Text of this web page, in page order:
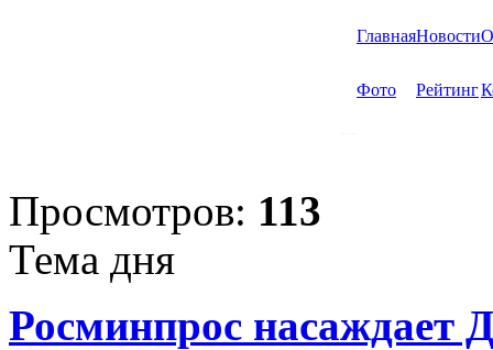
ГлавнаяНовости
Фото Рейтинг
Просмотров: 113
Тема дня
Росминпрос насаждает